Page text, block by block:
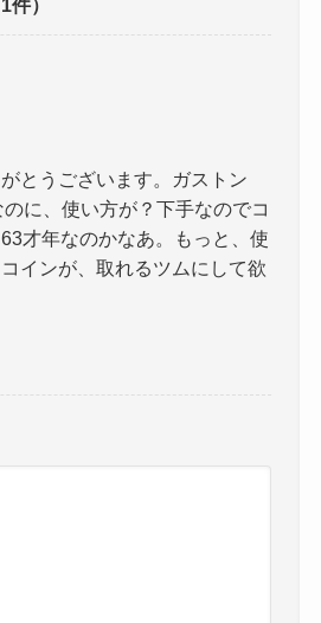
1件）
とうございます。ガストン
に、使い方が？下手なのでコ
才年なのかなあ。もっと、使
インが、取れるツムにして欲